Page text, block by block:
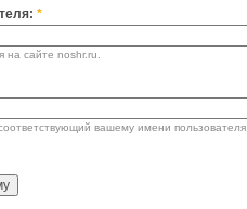
*
сайте noshr.ru.
вашему имени пользователя.